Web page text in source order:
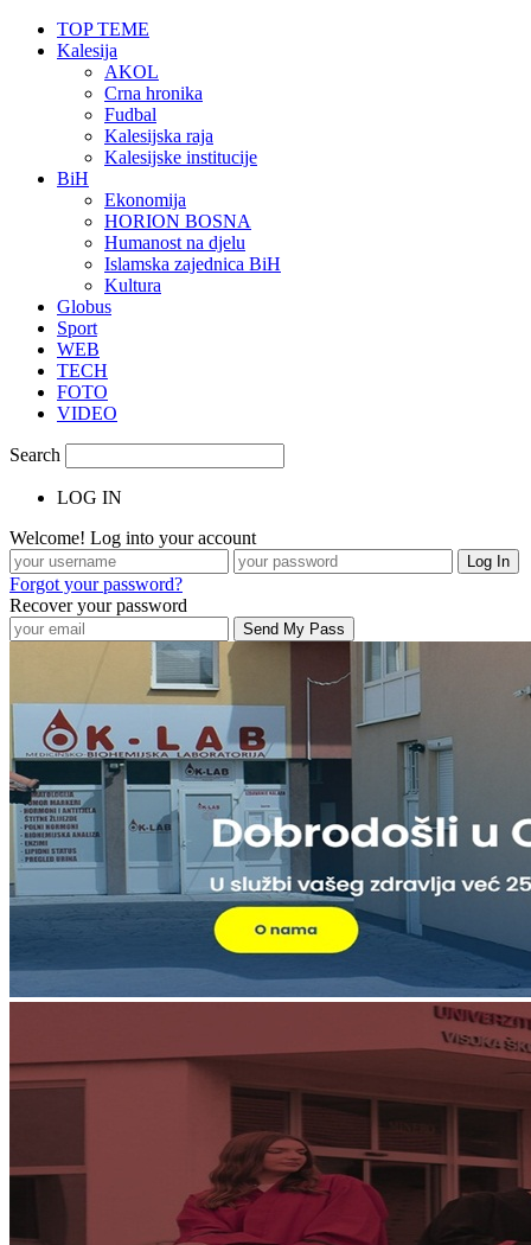
TOP TEME
Kalesija
AKOL
Crna hronika
Fudbal
Kalesijska raja
Kalesijske institucije
BiH
Ekonomija
HORION BOSNA
Humanost na djelu
Islamska zajednica BiH
Kultura
Globus
Sport
WEB
TECH
FOTO
VIDEO
Search
LOG IN
Welcome! Log into your account
Forgot your password?
Recover your password